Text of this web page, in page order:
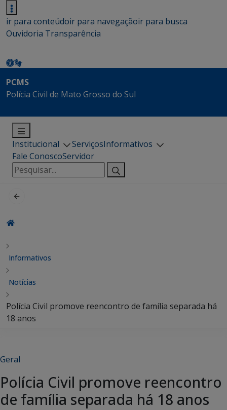
ir para conteúdoir para navegaçãoir para busca
Ouvidoria Transparência
PCMS
Polícia Civil de Mato Grosso do Sul
Institucional ServiçosInformativos
Fale ConoscoServidor
Pesquisar
por:
Informativos
Notícias
Polícia Civil promove reencontro de família separada há
18 anos
Geral
Polícia Civil promove reencontro
de família separada há 18 anos